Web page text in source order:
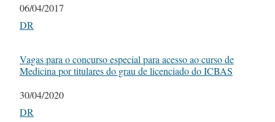
Date
06/04/2017
In relation to
DR
Vagas para o concurso especial para acesso ao curso de
Medicina por titulares do grau de licenciado do ICBAS
Date
30/04/2020
In relation to
DR